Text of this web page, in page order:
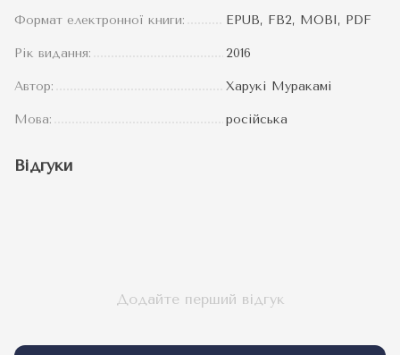
Формат електронної книги: EPUB, FB2, MOBI, PDF
Рік видання: 2016
Автор: Харукі Муракамі
Мова: російська
Відгуки
Додайте перший відгук